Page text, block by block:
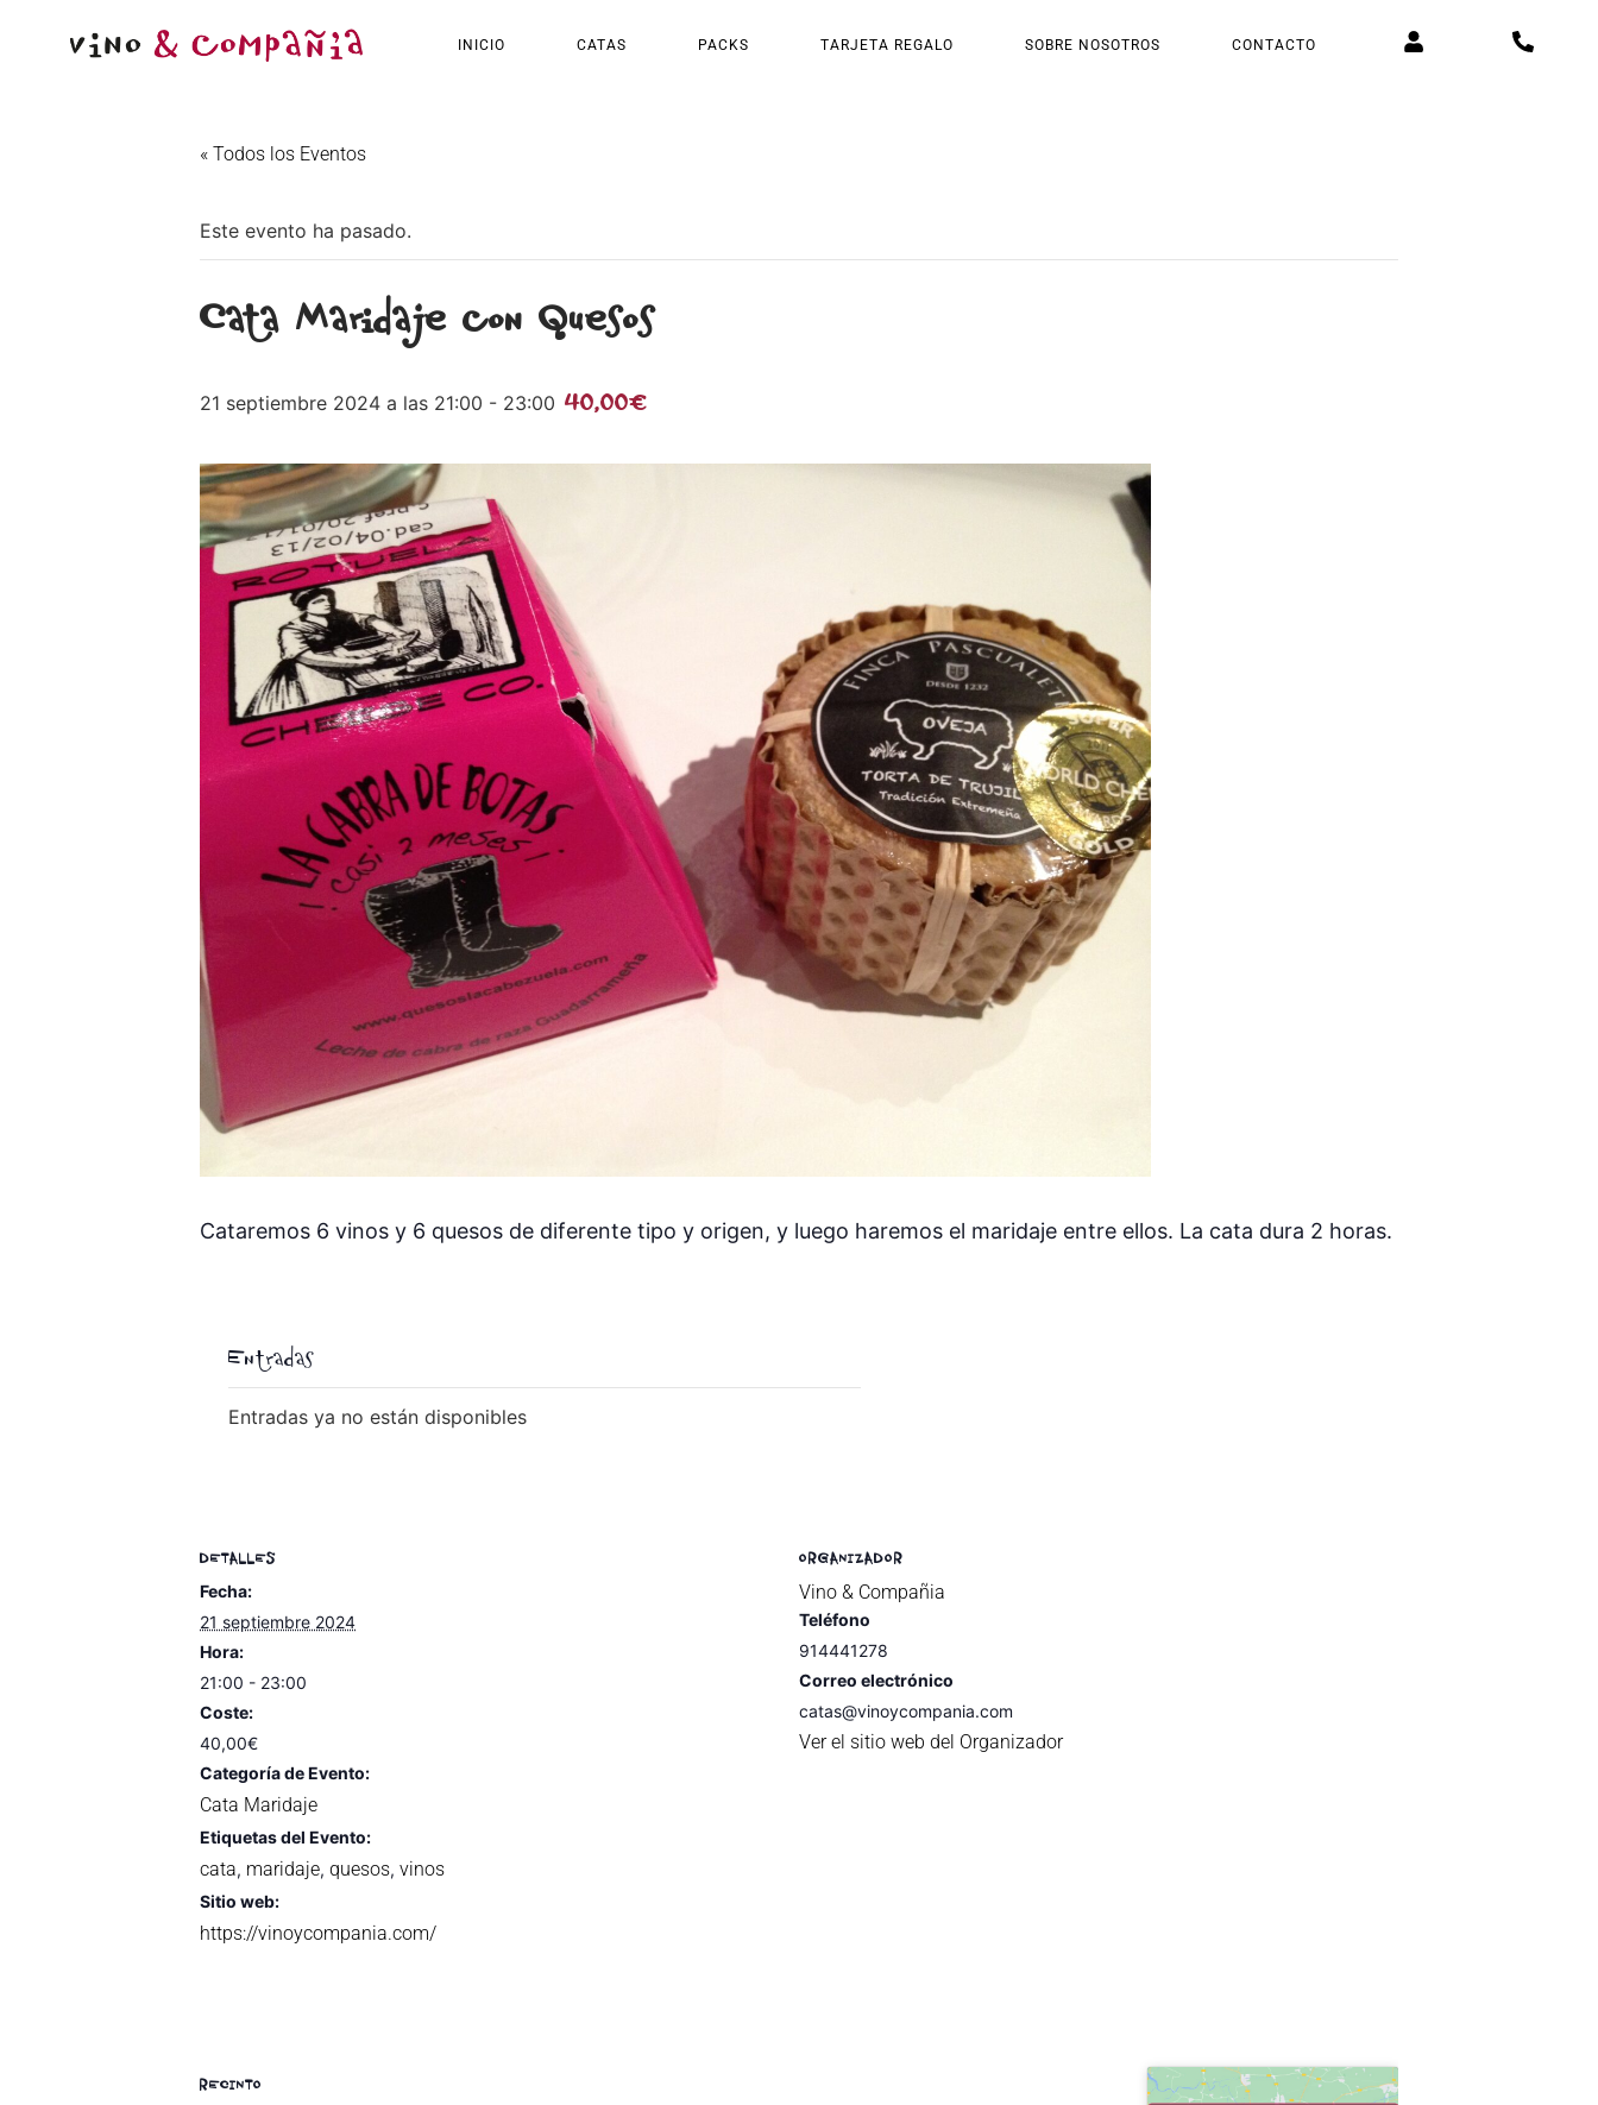
INICIO CATAS PACKS TARJETA REGALO SOBRE NOSOTROS CONTACTO
« Todos los Eventos
Este evento ha pasado.
Cata Maridaje con Quesos
21 septiembre 2024 a las 21:00 - 23:00 40,00€
Cataremos 6 vinos y 6 quesos de diferente tipo y origen, y luego haremos el maridaje entre ellos. La cata dura 2 horas.
Entradas
Entradas ya no están disponibles
DETALLES
Fecha:
21 septiembre 2024
Hora:
21:00 - 23:00
Coste:
40,00€
Categoría de Evento:
Cata Maridaje
Etiquetas del Evento:
cata, maridaje, quesos, vinos
Sitio web:
https://vinoycompania.com/
ORGANIZADOR
Vino & Compañia
Teléfono
914441278
Correo electrónico
catas@vinoycompania.com
Ver el sitio web del Organizador
RECINTO